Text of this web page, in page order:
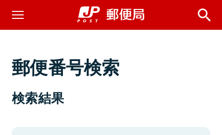
郵便番号検索
検索結果